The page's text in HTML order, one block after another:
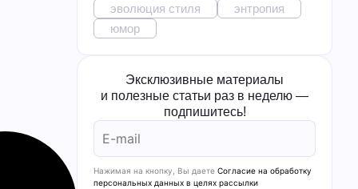
эволюция стиля
энтропия
юмор
Эксклюзивные материалы
и полезные статьи раз в неделю —
подпишитесь!
Нажимая на кнопку, Вы даете Согласие на обработку
персональных данных в целях рассылки